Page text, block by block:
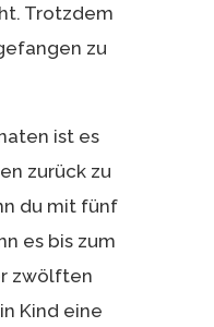
Trotzdem
zu
ist es
zurück zu
du mit fünf
es bis zum
zwölften
Kind eine